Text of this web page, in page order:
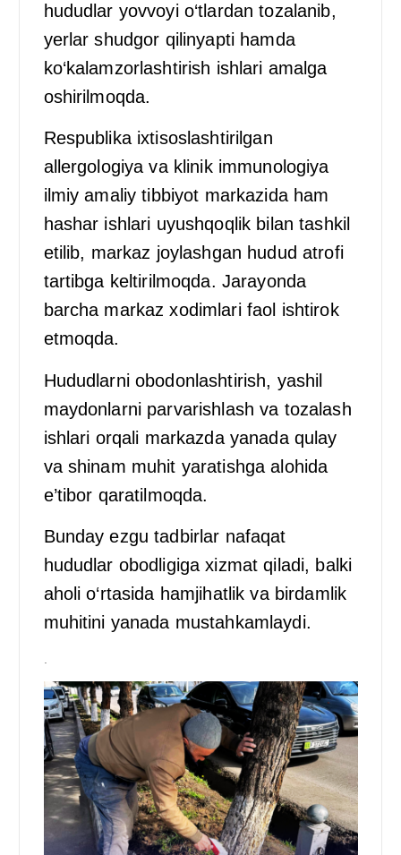
hududlar yovvoyi o‘tlardan tozalanib,
yerlar shudgor qilinyapti hamda
ko‘kalamzorlashtirish ishlari amalga
oshirilmoqda.
Respublika ixtisoslashtirilgan
allergologiya va klinik immunologiya
ilmiy amaliy tibbiyot markazida ham
hashar ishlari uyushqoqlik bilan tashkil
etilib, markaz joylashgan hudud atrofi
tartibga keltirilmoqda. Jarayonda
barcha markaz xodimlari faol ishtirok
etmoqda.
Hududlarni obodonlashtirish, yashil
maydonlarni parvarishlash va tozalash
ishlari orqali markazda yanada qulay
va shinam muhit yaratishga alohida
e’tibor qaratilmoqda.
Bunday ezgu tadbirlar nafaqat
hududlar obodligiga xizmat qiladi, balki
aholi o‘rtasida hamjihatlik va birdamlik
muhitini yanada mustahkamlaydi.